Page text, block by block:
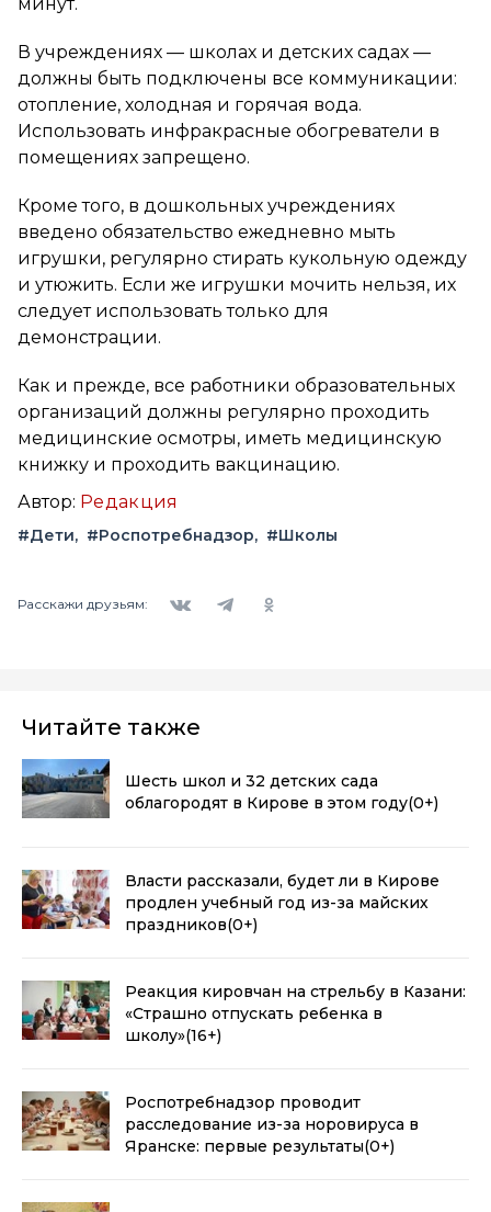
В учреждениях — школах и детских садах —
должны быть подключены все коммуникации:
отопление, холодная и горячая вода.
Использовать инфракрасные обогреватели в
помещениях запрещено.
Кроме того, в дошкольных учреждениях
введено обязательство ежедневно мыть
игрушки, регулярно стирать кукольную одежду
и утюжить. Если же игрушки мочить нельзя, их
следует использовать только для
демонстрации.
Как и прежде, все работники образовательных
организаций должны регулярно проходить
медицинские осмотры, иметь медицинскую
книжку и проходить вакцинацию.
Автор: Редакция
#Дети #Роспотребнадзор #Школы
Расскажи друзьям:
Читайте также
Шесть школ и 32 детских сада
облагородят в Кирове в этом году(0+)
Власти рассказали, будет ли в Кирове
продлен учебный год из-за майских
праздников(0+)
Реакция кировчан на стрельбу в Казани:
«Страшно отпускать ребенка в
школу»(16+)
Роспотребнадзор проводит
расследование из-за норовируса в
Яранске: первые результаты(0+)